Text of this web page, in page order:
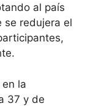
al país
se redujera el
la
37 y de